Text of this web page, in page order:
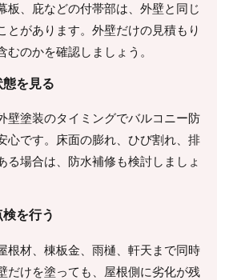
板、庇などの付帯部は、外壁と同じ
とがあります。外壁だけの見積もり
のかを確認しましょう。
を見る
壁塗装のタイミングでバルコニー防
心です。床面の膨れ、ひび割れ、排
る場合は、防水補修も検討しましょ
を行う
根材、棟板金、雨樋、軒天まで同時
だけを塗っても、屋根側に劣化が残